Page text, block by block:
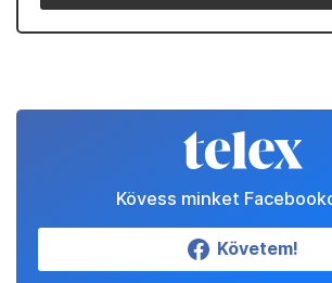
Kövess minket
Követem!